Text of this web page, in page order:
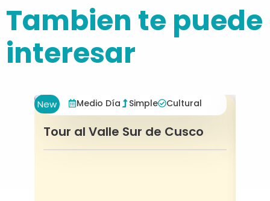
Tambien te puede
interesar
New Medio Día Simple Cultural
Tour al Valle Sur de Cusco